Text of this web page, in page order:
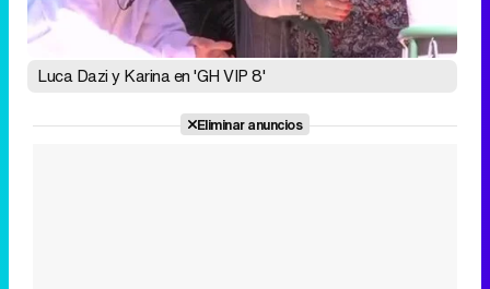
Luca Dazi y Karina en 'GH VIP 8'
Eliminar anuncios